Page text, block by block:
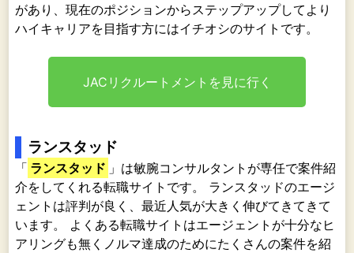
があり、現在のポジションからステップアップしてより
ハイキャリアを目指す方にはイチオシのサイトです。
JACリクルートメントを見に行く
ランスタッド
「 ランスタッド 」は敏腕コンサルタントが専任で案件紹
介をしてくれる転職サイトです。 ランスタッドのエージ
ェントは評判が良く、最近人気が大きく伸びてきてきて
います。 よくある転職サイトはエージェントが十分なヒ
アリングも無くノルマ達成のためにたくさんの案件を紹